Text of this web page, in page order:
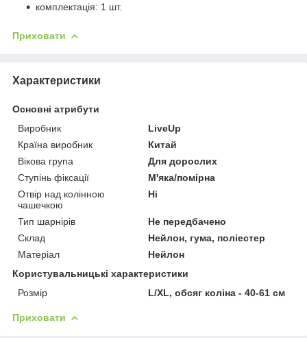
комплектація: 1 шт.
Приховати
Характеристики
Основні атрибути
Виробник
LiveUp
Країна виробник
Китай
Вікова група
Для дорослих
Ступінь фіксації
М'яка/помірна
Отвір над колінною
чашечкою
Ні
Тип шарнірів
Не передбачено
Склад
Нейлон, гума, поліестер
Матеріал
Нейлон
Користувальницькі характеристики
Розмір
L/XL, обсяг коліна - 40-61 см
Приховати